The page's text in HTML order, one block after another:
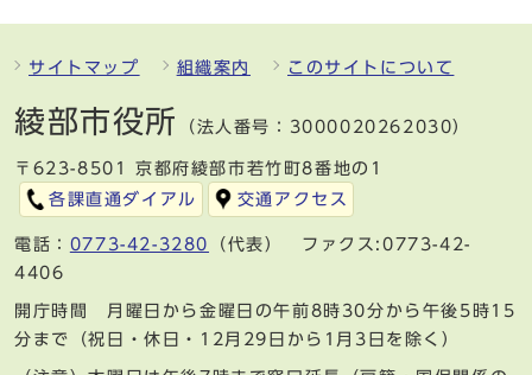
サイトマップ 組織案内 このサイトについて
綾部市役所 （法人番号：3000020262030）
〒623-8501 京都府綾部市若竹町8番地の1
各課直通ダイアル
交通アクセス
電話： 0773-42-3280
（代表） ファクス:0773-42-
4406
開庁時間 月曜日から金曜日の午前8時30分から午後5時15
分まで（祝日・休日・12月29日から1月3日を除く）